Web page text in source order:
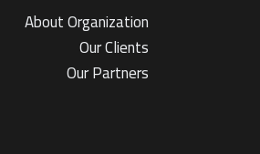
About Organization
Our Clients
Our Partners